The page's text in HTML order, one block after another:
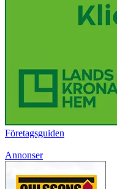
Företagsguiden
Annonser